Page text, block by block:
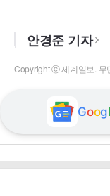
안경준 기자
Copyright ⓒ 세계일보. 무
Googl